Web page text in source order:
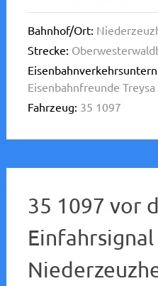
Bahnhof/Ort:
Strecke:
Eisenbahnfreunde Treysa
Fahrzeug: 35 1097
35 1097 vor
Einfahrsignal